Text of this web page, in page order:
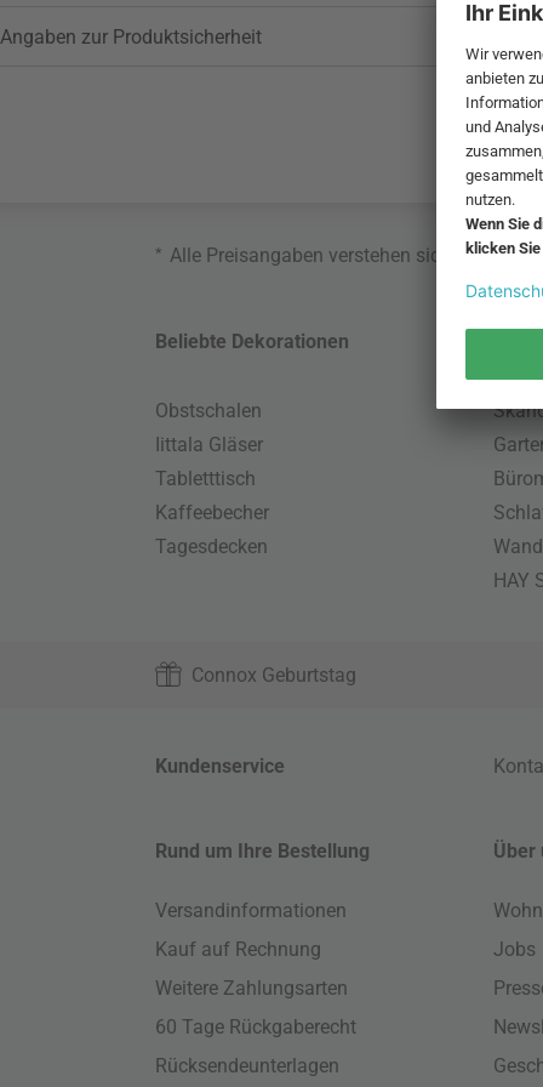
Angaben zur Produktsicherheit
* Alle Preisangaben verstehen sich inklusive
Beliebte Dekorationen
Obstschalen
Iittala Gläser
Tabletttisch
Kaffeebecher
Tagesdecken
HAY
Connox Geburtstag
Kundenservice
Rund um Ihre Bestellung
Versandinformationen
Kauf auf Rechnung
Weitere Zahlungsarten
60 Tage Rückgaberecht
Rücksendeunterlagen
Über
Jobs